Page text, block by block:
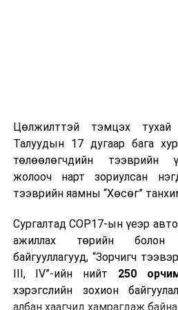
Цөлжилттэй тэмцэх
Талуудын 17 дугаар бага
төлөөлөгчдийн тээврийн
жолооч нарт зориулсан
тээврийн яамны “Хөсөг”
Сургалтад COP17-ын үеэр
ажиллах төрийн болон
байгууллагууд, “Зорчигч
III, IV”-ийн нийт 250
хэрэгслийн зохион
албан хаагчид хамрагдаж байна.